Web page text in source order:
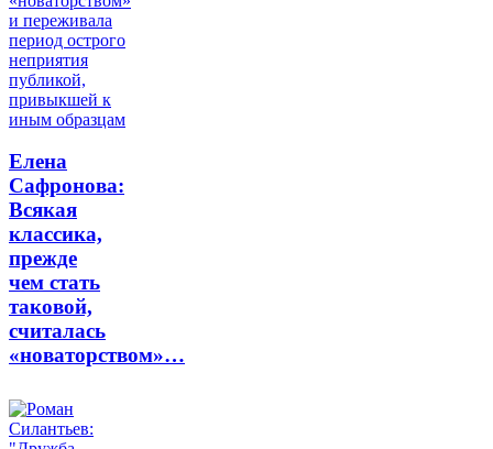
Елена
Сафронова:
Всякая
классика,
прежде
чем стать
таковой,
считалась
«новаторством»…